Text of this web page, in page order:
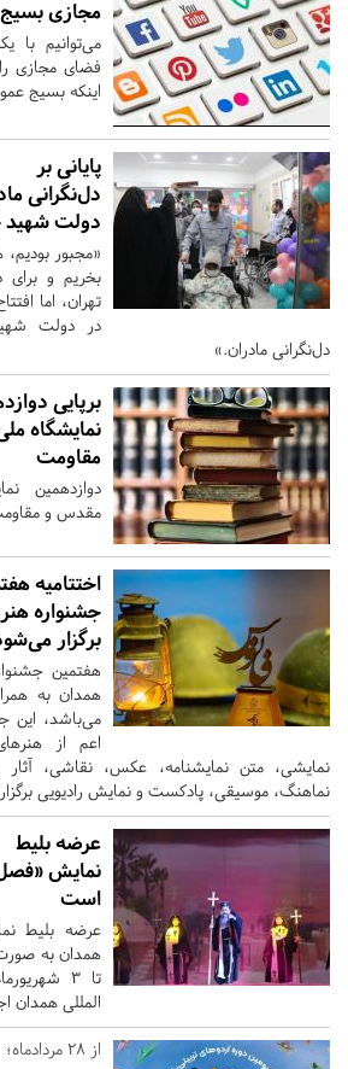
مجازی
می‌توانیم
فضای مجازی
اینکه بسیج
پایانی بر
دل‌نگرانی
دولت شهید
«مجبور
بخریم و برای
تهران، اما
در دولت
دل‌نگرانی‌ مادران.»
برپایی
نمایشگاه
مقاومت
دوازدهمین
مقدس و
اختتامیه
جشنواره
برگزار
هفتمین
اعم از
نمایشی، متن‌ نمایشنامه، عکس، نقاشی، آثار
نماهنگ، موسیقی، پادکست و نمایش رادیویی
عرضه بلیط
نمایش
است
عرضه بلیط
همدان به
تا 3
المللی همدان
از 28 مردادماه؛